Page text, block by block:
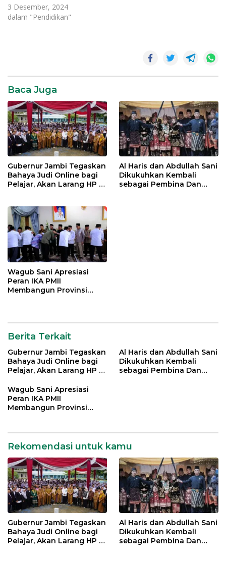
3 Desember, 2024
dalam "Pendidikan"
Baca Juga
Gubernur Jambi Tegaskan
Bahaya Judi Online bagi
Pelajar, Akan Larang HP di
Al Haris dan Abdullah Sani
Dikukuhkan Kembali
sebagai Pembina Dan
Wagub Sani Apresiasi
Peran IKA PMII
Membangun Provinsi
Berita Terkait
Gubernur Jambi Tegaskan
Bahaya Judi Online bagi
Pelajar, Akan Larang HP di
Al Haris dan Abdullah Sani
Dikukuhkan Kembali
sebagai Pembina Dan
Wagub Sani Apresiasi
Peran IKA PMII
Membangun Provinsi
Rekomendasi untuk kamu
Gubernur Jambi Tegaskan
Bahaya Judi Online bagi
Pelajar, Akan Larang HP di
Al Haris dan Abdullah Sani
Dikukuhkan Kembali
sebagai Pembina Dan